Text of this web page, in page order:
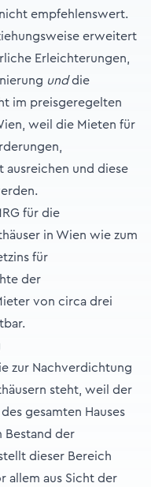
empfehlenswert.
erweitert
Erleichterungen,
unddie
im preisgeregelten
weil die Mieten für
und diese
für die
in Wien wie zum
für
der
von circa drei
zur Nachverdichtung
steht, weil der
gesamten Hauses
der
dieser Bereich
allem aus Sicht der